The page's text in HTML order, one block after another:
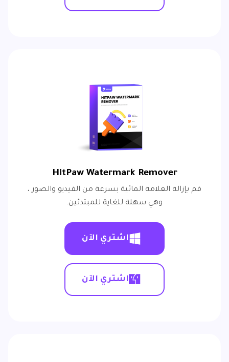
HitPaw Watermark Remover
قم بإزالة العلامة المائية بسرعة من الفيديو والصور ،
وهي سهلة للغاية للمبتدئين.
اشتري الآن
اشتري الآن